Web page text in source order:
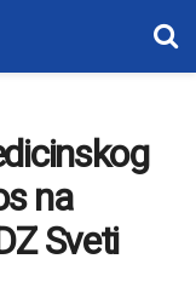
na
Sveti